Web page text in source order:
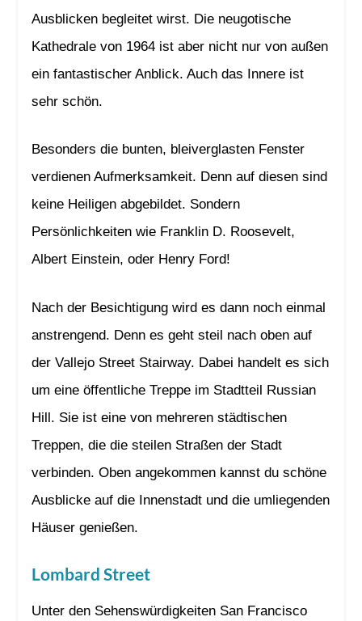
Ausblicken begleitet wirst. Die neugotische
Kathedrale von 1964 ist aber nicht nur von außen
ein fantastischer Anblick. Auch das Innere ist
sehr schön.
Besonders die bunten, bleiverglasten Fenster
verdienen Aufmerksamkeit. Denn auf diesen sind
keine Heiligen abgebildet. Sondern
Persönlichkeiten wie Franklin D. Roosevelt,
Albert Einstein, oder Henry Ford!
Nach der Besichtigung wird es dann noch einmal
anstrengend. Denn es geht steil nach oben auf
der Vallejo Street Stairway. Dabei handelt es sich
um eine öffentliche Treppe im Stadtteil Russian
Hill. Sie ist eine von mehreren städtischen
Treppen, die die steilen Straßen der Stadt
verbinden. Oben angekommen kannst du schöne
Ausblicke auf die Innenstadt und die umliegenden
Häuser genießen.
Lombard Street
Unter den Sehenswürdigkeiten San Francisco